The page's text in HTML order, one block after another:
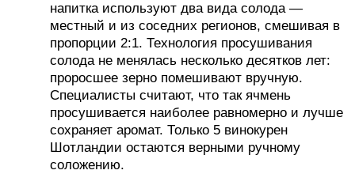
напитка используют два вида солода —
местный и из соседних регионов, смешивая в
пропорции 2:1. Технология просушивания
солода не менялась несколько десятков лет:
проросшее зерно помешивают вручную.
Специалисты считают, что так ячмень
просушивается наиболее равномерно и лучше
сохраняет аромат. Только 5 винокурен
Шотландии остаются верными ручному
соложению.